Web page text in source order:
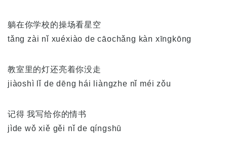
躺在你学校的操场看星空
tǎng zài nǐ xuéxiào de cāochǎng kàn xīngkōng
教室里的灯还亮着你没走
jiàoshì lǐ de dēng hái liàngzhe nǐ méi zǒu
记得 我写给你的情书
jìde wǒ xiě gěi nǐ de qíngshū